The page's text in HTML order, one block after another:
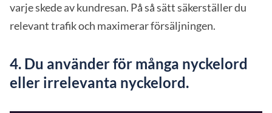
varje skede av kundresan. På så sätt säkerställer du
relevant trafik och maximerar försäljningen.
4. Du använder för många nyckelord
eller irrelevanta nyckelord.